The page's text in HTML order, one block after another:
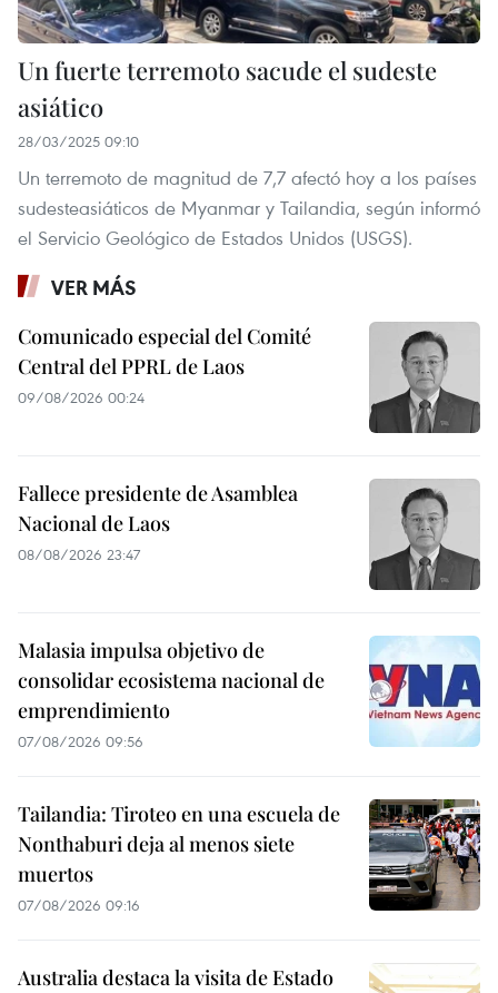
Un fuerte terremoto sacude el sudeste
asiático
28/03/2025 09:10
Un terremoto de magnitud de 7,7 afectó hoy a los países
sudesteasiáticos de Myanmar y Tailandia, según informó
el Servicio Geológico de Estados Unidos (USGS).
VER MÁS
Comunicado especial del Comité
Central del PPRL de Laos
09/08/2026 00:24
Fallece presidente de Asamblea
Nacional de Laos
08/08/2026 23:47
Malasia impulsa objetivo de
consolidar ecosistema nacional de
emprendimiento
07/08/2026 09:56
Tailandia: Tiroteo en una escuela de
Nonthaburi deja al menos siete
muertos
07/08/2026 09:16
Australia destaca la visita de Estado